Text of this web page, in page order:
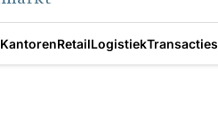
KantorenRetailLogistiekTransacties